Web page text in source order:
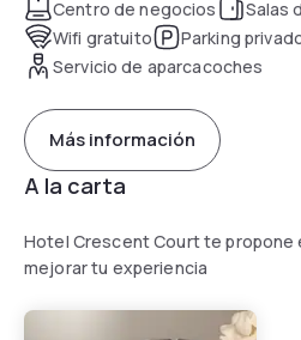
Centro de negocios
Salas
Wifi gratuito
Parking
Servicio de aparcacoches
Más información
A la carta
Hotel Crescent Court te propone
mejorar tu experiencia